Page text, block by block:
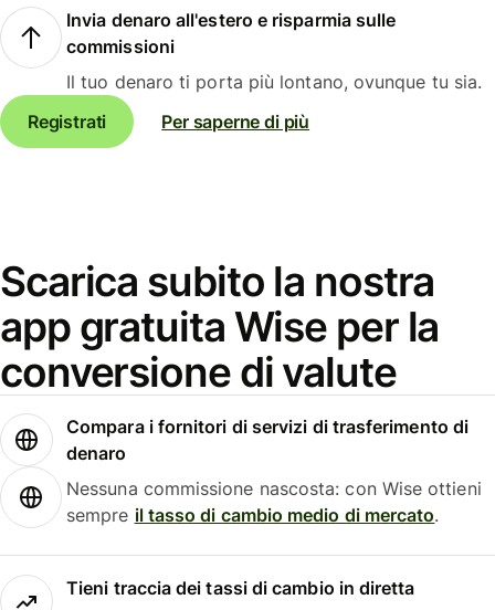
Invia denaro all'estero e risparmia sulle
commissioni
Il tuo denaro ti porta più lontano, ovunque tu sia.
Registrati
Per saperne di più
Scarica subito la nostra
app gratuita Wise per la
conversione di valute
Compara i fornitori di servizi di trasferimento di
denaro
Nessuna commissione nascosta: con Wise ottieni
sempre il tasso di cambio medio di mercato.
Tieni traccia dei tassi di cambio in diretta